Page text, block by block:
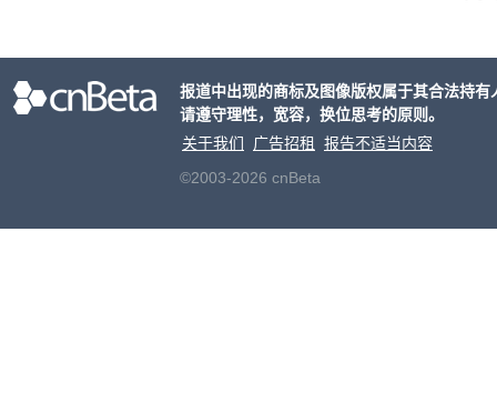
报道中出现的商标及图像版权属于其合法持
请遵守理性，宽容，换位思考的原则。
关于我们
广告招租
报告不适当内容
©2003-2026 cnBeta